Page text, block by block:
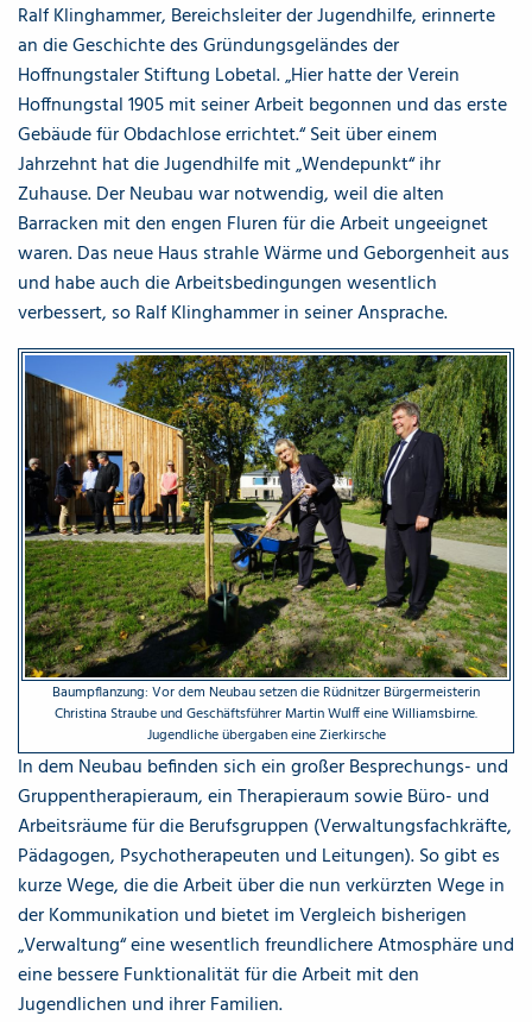
Ralf Klinghammer, Bereichsleiter der Jugendhilfe, erinnerte
an die Geschichte des Gründungsgeländes der
Hoffnungstaler Stiftung Lobetal. „Hier hatte der Verein
Hoffnungstal 1905 mit seiner Arbeit begonnen und das erste
Gebäude für Obdachlose errichtet.“ Seit über einem
Jahrzehnt hat die Jugendhilfe mit „Wendepunkt“ ihr
Zuhause. Der Neubau war notwendig, weil die alten
Barracken mit den engen Fluren für die Arbeit ungeeignet
waren. Das neue Haus strahle Wärme und Geborgenheit aus
und habe auch die Arbeitsbedingungen wesentlich
verbessert, so Ralf Klinghammer in seiner Ansprache.
Baumpflanzung: Vor dem Neubau setzen die Rüdnitzer Bürgermeisterin
Christina Straube und Geschäftsführer Martin Wulff eine Williamsbirne.
Jugendliche übergaben eine Zierkirsche
In dem Neubau befinden sich ein großer Besprechungs- und
Gruppentherapieraum, ein Therapieraum sowie Büro- und
Arbeitsräume für die Berufsgruppen (Verwaltungsfachkräfte,
Pädagogen, Psychotherapeuten und Leitungen). So gibt es
kurze Wege, die die Arbeit über die nun verkürzten Wege in
der Kommunikation und bietet im Vergleich bisherigen
„Verwaltung“ eine wesentlich freundlichere Atmosphäre und
eine bessere Funktionalität für die Arbeit mit den
Jugendlichen und ihrer Familien.